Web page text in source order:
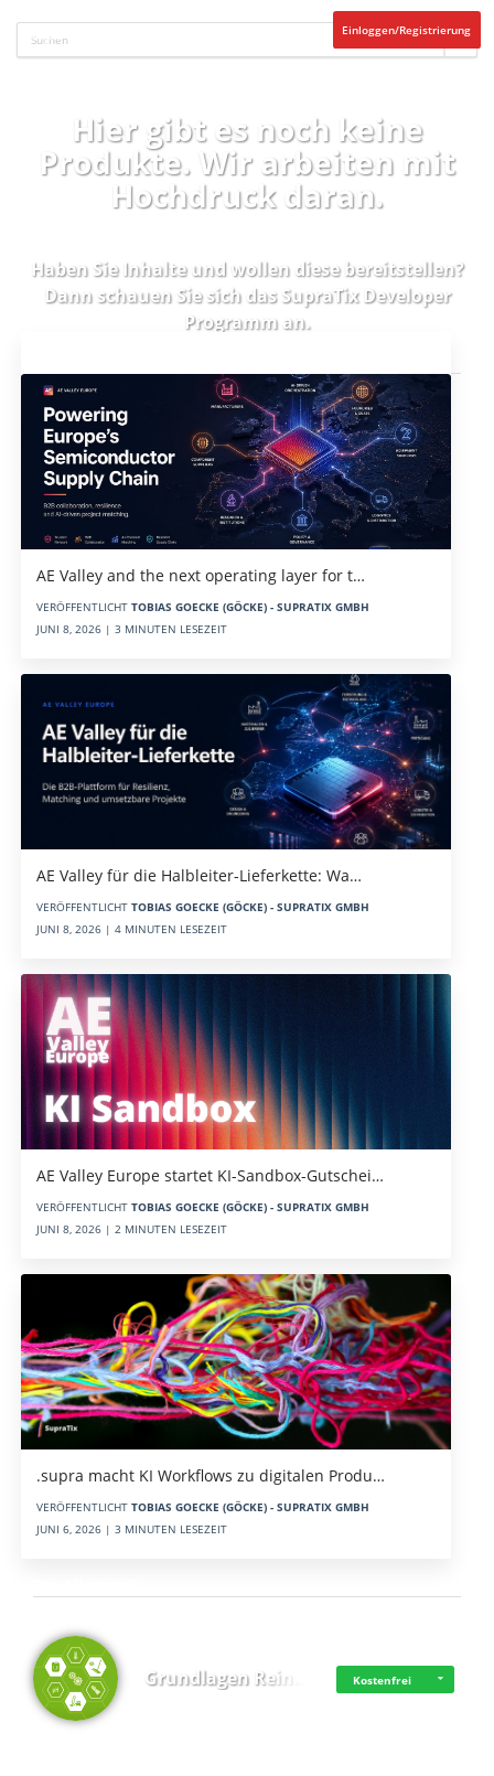
Einloggen/Registrierung
Hier gibt es noch keine
Produkte. Wir arbeiten mit
Hochdruck daran.
Haben Sie Inhalte und wollen diese bereitstellen?
Dann schauen Sie sich das SupraTix Developer
Programman.
AE Valley and the next operating layer for t…
VERÖFFENTLICHT TOBIAS GOECKE (GÖCKE) - SUPRATIX GMBH
JUNI 8, 2026 | 3 MINUTEN LESEZEIT
AE Valley für die Halbleiter-Lieferkette: Wa…
VERÖFFENTLICHT TOBIAS GOECKE (GÖCKE) - SUPRATIX GMBH
JUNI 8, 2026 | 4 MINUTEN LESEZEIT
AE Valley Europe startet KI-Sandbox-Gutschei…
VERÖFFENTLICHT TOBIAS GOECKE (GÖCKE) - SUPRATIX GMBH
JUNI 8, 2026 | 2 MINUTEN LESEZEIT
.supra macht KI Workflows zu digitalen Produ…
VERÖFFENTLICHT TOBIAS GOECKE (GÖCKE) - SUPRATIX GMBH
JUNI 6, 2026 | 3 MINUTEN LESEZEIT
Grundlagen Rein… Kostenfrei